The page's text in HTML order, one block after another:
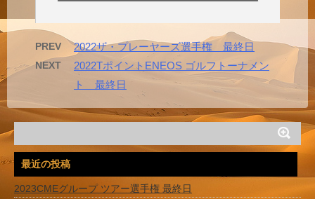
PREV 2022ザ・プレーヤーズ選手権 最終日
NEXT
2022TポイントENEOS ゴルフトーナメン
ト 最終日
最近の投稿
2023CMEグループ ツアー選手権 最終日